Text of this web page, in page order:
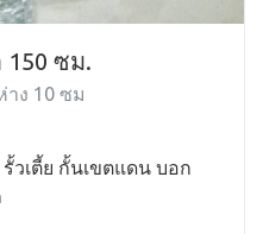
150 ซม.
าง 10 ซม
วเตี้ย กั้นเขตแดน บอก